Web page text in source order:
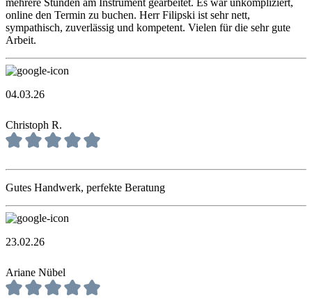
online den Termin zu buchen. Herr Filipski ist sehr nett,
sympathisch, zuverlässig und kompetent. Vielen für die sehr gute
Arbeit.
04.03.26
Christoph R.
Gutes Handwerk, perfekte Beratung
23.02.26
Ariane Nübel